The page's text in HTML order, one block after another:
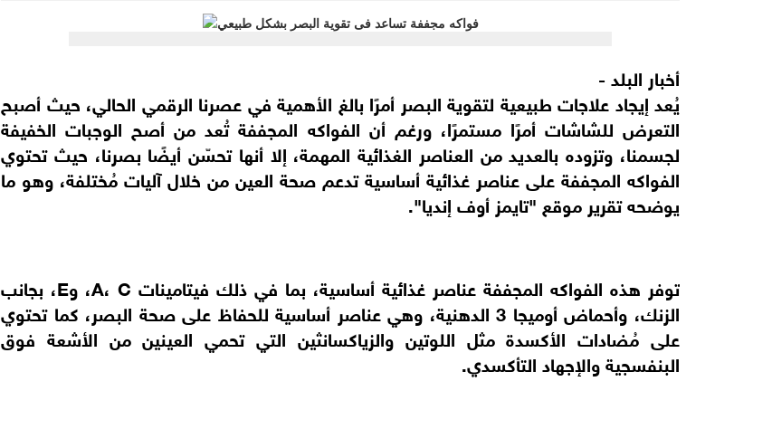
أخبار البلد -
يُعد إيجاد علاجات طبيعية لتقوية البصر أمرًا بالغ الأهمية في عصرنا الرقمي الحالي، حيث أصبح
التعرض للشاشات أمرًا مستمرًا، ورغم أن الفواكه المجففة تُعد من أصح الوجبات الخفيفة
لجسمنا، وتزوده بالعديد من العناصر الغذائية المهمة، إلا أنها تحسّن أيضًا بصرنا، حيث تحتوي
الفواكه المجففة على عناصر غذائية أساسية تدعم صحة العين من خلال آليات مُختلفة، وهو ما
يوضحه تقرير موقع "تايمز أوف إنديا".
توفر هذه الفواكه المجففة عناصر غذائية أساسية، بما في ذلك فيتامينات A، C، وE، بجانب
الزنك، وأحماض أوميجا 3 الدهنية، وهي عناصر أساسية للحفاظ على صحة البصر، كما تحتوي
على مُضادات الأكسدة مثل اللوتين والزياكسانثين التي تحمي العينين من الأشعة فوق
البنفسجية والإجهاد التأكسدي.